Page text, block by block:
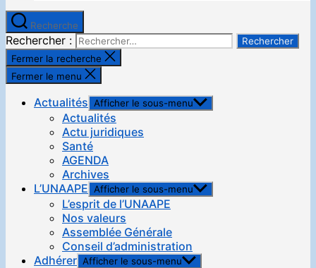
Recherche
Rechercher :
Fermer la recherche
Fermer le menu
Actualités Afficher le sous-menu
Actualités
Actu juridiques
Santé
AGENDA
Archives
L’UNAAPE Afficher le sous-menu
L’esprit de l’UNAAPE
Nos valeurs
Assemblée Générale
Conseil d’administration
Adhérer Afficher le sous-menu